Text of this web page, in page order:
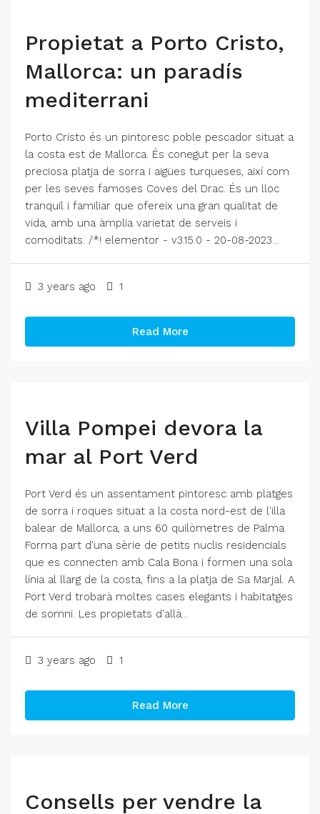
Propietat a Porto Cristo,
Mallorca: un paradís
mediterrani
Porto Cristo és un pintoresc poble pescador situat a
la costa est de Mallorca. És conegut per la seva
preciosa platja de sorra i aigües turqueses, així com
per les seves famoses Coves del Drac. És un lloc
tranquil i familiar que ofereix una gran qualitat de
vida, amb una àmplia varietat de serveis i
comoditats. /*! elementor - v3.15.0 - 20-08-2023...
3 years ago 1
Read More
Villa Pompei devora la
mar al Port Verd
Port Verd és un assentament pintoresc amb platges
de sorra i roques situat a la costa nord-est de l'illa
balear de Mallorca, a uns 60 quilòmetres de Palma.
Forma part d'una sèrie de petits nuclis residencials
que es connecten amb Cala Bona i formen una sola
línia al llarg de la costa, fins a la platja de Sa Marjal. A
Port Verd trobarà moltes cases elegants i habitatges
de somni. Les propietats d'allà...
3 years ago 1
Read More
Consells per vendre la